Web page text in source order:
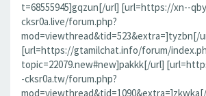
t=68555945]gqzun[/url] [url=https://xn--
cksr0a.live/forum.php?
mod=viewthread&tid=523&extra=]tyzbn[/
[url=https://gtamilchat.info/forum/
topic=22079.new#new]pakkk[/url]
-cksr0a.tw/forum.php?